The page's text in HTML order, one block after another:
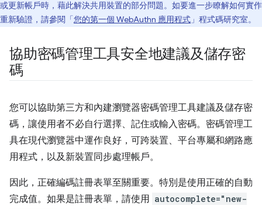
或更新帳戶時，藉此解決共用裝置的部分問題。如要進一步瞭解如何實作
重新驗證，請參閱「 您的第一個 WebAuthn 應用程式 」程式碼研究室。
協助密碼管理工具安全地建議及儲存密
碼
您可以協助第三方和內建瀏覽器密碼管理工具建議及儲存密
碼，讓使用者不必自行選擇、記住或輸入密碼。密碼管理工
具在現代瀏覽器中運作良好，可跨裝置、平台專屬和網路應
用程式，以及新裝置同步處理帳戶。
因此，正確編碼註冊表單至關重要。特別是使用正確的自動
完成值。如果是註冊表單，請使用 autocomplete="new-